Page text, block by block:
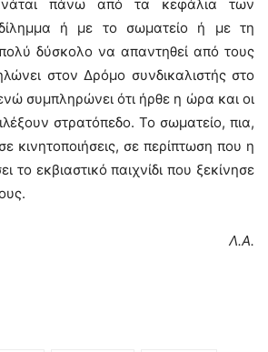
πάνω από τα κεφάλια των
ή με το σωματείο ή με τη
δύσκολο να απαντηθεί από τους
στον Δρόμο συνδικαλιστής στο
συμπληρώνει ότι ήρθε η ώρα και οι
στρατόπεδο. Το σωματείο, πια,
κινητοποιήσεις, σε περίπτωση που η
το εκβιαστικό παιχνίδι που ξεκίνησε
Λ.Α.